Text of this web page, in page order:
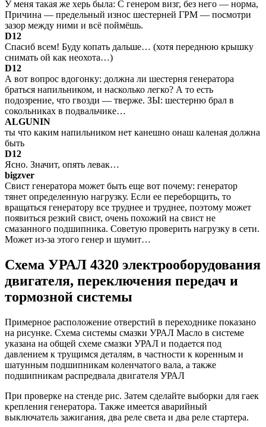
У меня такая же херь была: С генером визг, без него — норма,
Причина — предельный износ шестерней ГРМ — посмотри
зазор между ними и всё поймёшь.
D12
Спасиб всем! Буду копать дальше… (хотя переднюю крышку
снимать ой как неохота…)
D12
А вот вопрос вдогонку: должна ли шестерня генератора
браться напильником, и насколько легко? А то есть
подозрение, что гвозди — тверже. ЗЫ: шестерню брал в
сокольниках в подвальчике…
ALGUNIN
ты что каким напильником нет канешно онаш каленая должна
быть
D12
Ясно. Значит, опять левак…
bigzver
Свист генератора может быть еще вот почему: генератор
тянет определенную нагрузку. Если ее переборщить, то
вращаться генератору все труднее и труднее, поэтому может
появиться резкий свист, очень похожий на свист не
смазанного подшипника. Советую проверить нагрузку в сети.
Может из-за этого генер и шумит…
Схема УРАЛ 4320 электрооборудования
двигателя, переключения передач и
тормозной системы
Примерное расположение отверстий в переходнике показано
на рисунке. Схема системы смазки УРАЛ Масло в системе
указана на общей схеме смазки УРАЛ и подается под
давлением к трущимся деталям, в частности к коренным и
шатунным подшипникам коленчатого вала, а также
подшипникам распредвала двигателя УРАЛ
При проверке на стенде рис. Затем сделайте выборки для гаек
крепления генератора. Также имеется аварийный
выключатель зажигания, два реле света и два реле стартера.